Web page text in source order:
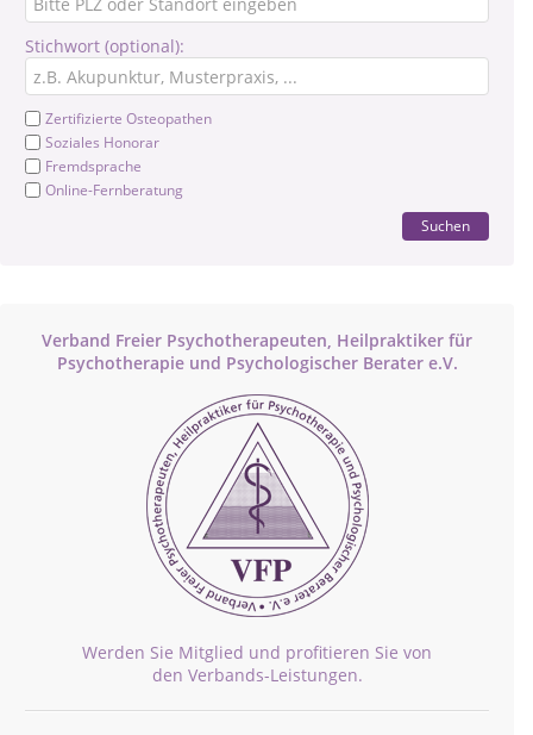
Stichwort (optional):
Zertifizierte Osteopathen
Soziales Honorar
Fremdsprache
Online-Fernberatung
Suchen
Verband Freier Psychotherapeuten, Heilpraktiker für
Psychotherapie und Psychologischer Berater e.V.
Werden Sie Mitglied und profitieren Sie von
den Verbands-Leistungen.